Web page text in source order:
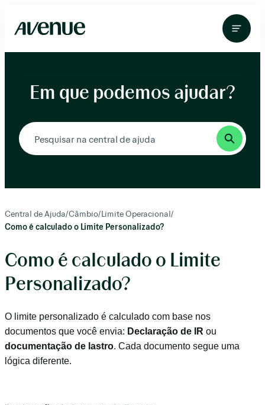
para
conteúdo
Em que podemos ajudar?
Central de Ajuda/Câmbio/Limite Operacional/
Como é calculado o Limite Personalizado?
Como é calculado o Limite
Personalizado?
O limite personalizado é calculado com base nos
documentos que você envia: Declaração de IR ou
documentação de lastro. Cada documento segue uma
lógica diferente.